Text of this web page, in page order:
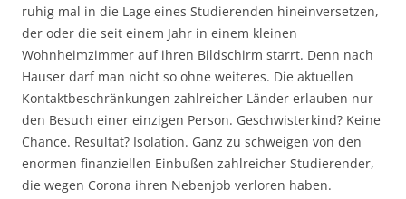
ruhig mal in die Lage eines Studierenden hineinversetzen,
der oder die seit einem Jahr in einem kleinen
Wohnheimzimmer auf ihren Bildschirm starrt. Denn nach
Hauser darf man nicht so ohne weiteres. Die aktuellen
Kontaktbeschränkungen zahlreicher Länder erlauben nur
den Besuch einer einzigen Person. Geschwisterkind? Keine
Chance. Resultat? Isolation. Ganz zu schweigen von den
enormen finanziellen Einbußen zahlreicher Studierender,
die wegen Corona ihren Nebenjob verloren haben.